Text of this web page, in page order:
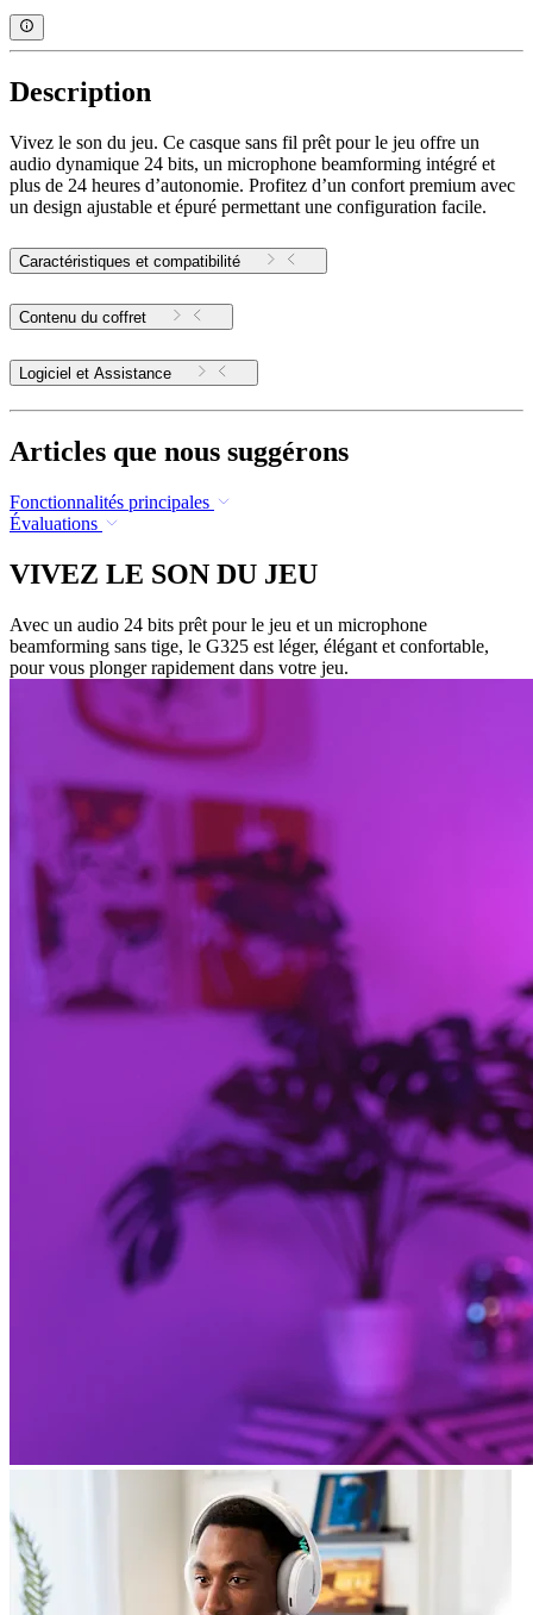
Description
Vivez le son du jeu. Ce casque sans fil prêt pour le jeu offre un
audio dynamique 24 bits, un microphone beamforming intégré et
plus de 24 heures d’autonomie. Profitez d’un confort premium avec
un design ajustable et épuré permettant une configuration facile.
Caractéristiques et compatibilité
Contenu du coffret
Logiciel et Assistance
Articles que nous suggérons
Fonctionnalités principales
Évaluations
VIVEZ LE SON DU JEU
Avec un audio 24 bits prêt pour le jeu et un microphone
beamforming sans tige, le G325 est léger, élégant et confortable,
pour vous plonger rapidement dans votre jeu.